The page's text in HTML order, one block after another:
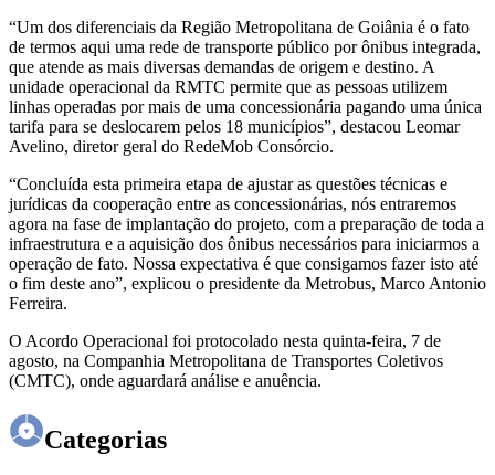
“Um dos diferenciais da Região Metropolitana de Goiânia é o fato
de termos aqui uma rede de transporte público por ônibus integrada,
que atende as mais diversas demandas de origem e destino. A
unidade operacional da RMTC permite que as pessoas utilizem
linhas operadas por mais de uma concessionária pagando uma única
tarifa para se deslocarem pelos 18 municípios”, destacou Leomar
Avelino, diretor geral do RedeMob Consórcio.
“Concluída esta primeira etapa de ajustar as questões técnicas e
jurídicas da cooperação entre as concessionárias, nós entraremos
agora na fase de implantação do projeto, com a preparação de toda a
infraestrutura e a aquisição dos ônibus necessários para iniciarmos a
operação de fato. Nossa expectativa é que consigamos fazer isto até
o fim deste ano”, explicou o presidente da Metrobus, Marco Antonio
Ferreira.
O Acordo Operacional foi protocolado nesta quinta-feira, 7 de
agosto, na Companhia Metropolitana de Transportes Coletivos
(CMTC), onde aguardará análise e anuência.
Categorias